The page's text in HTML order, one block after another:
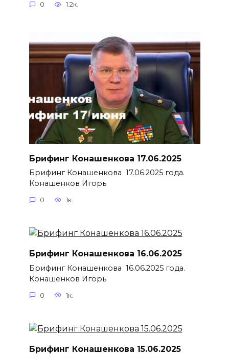
0 1.2к.
Брифинг Конашенкова 17.06.2025
Брифинг Конашенкова 17.06.2025 года.
Конашенков Игорь
0 1к.
Брифинг Конашенкова 16.06.2025
Брифинг Конашенкова 16.06.2025 года.
Конашенков Игорь
0 1к.
Брифинг Конашенкова 15.06.2025